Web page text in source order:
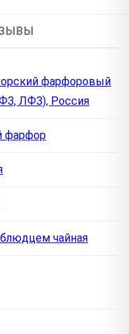
фарфоровый
ЛФЗ), Россия
фарфор
чайная